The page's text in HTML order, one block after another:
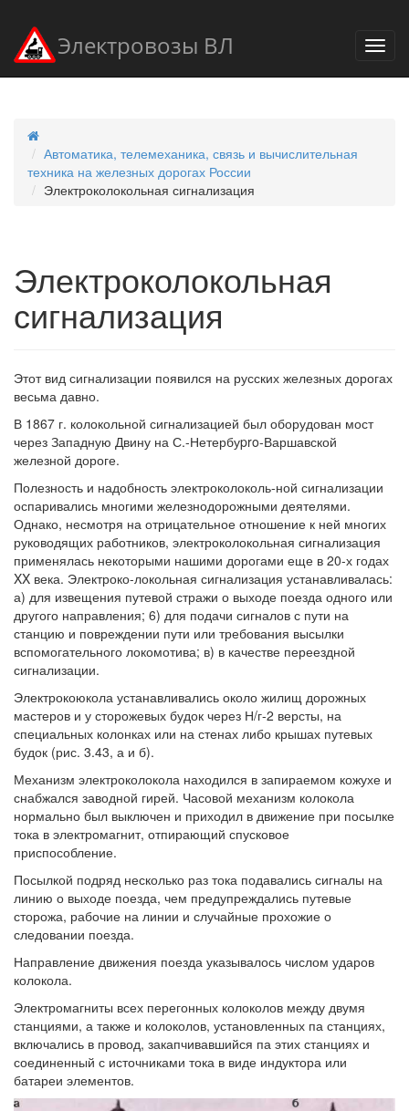
Электровозы ВЛ
Автоматика, телемеханика, связь и вычислительная
техника на железных дорогах России
Электроколокольная сигнализация
Электроколокольная
сигнализация
Этот вид сигнализации появился на русских железных дорогах
весьма давно.
В 1867 г. колокольной сигнализацией был оборудован мост
через Западную Двину на С.-Нетербуpro-Варшавской
железной дороге.
Полезность и надобность электроколоколь-ной сигнализации
оспаривались многими железнодорожными деятелями.
Однако, несмотря на отрицательное отношение к ней многих
руководящих работников, электроколокольная сигнализация
применялась некоторыми нашими дорогами еще в 20-х годах
XX века. Электроко-локольная сигнализация устанавливалась:
а) для извещения путевой стражи о выходе поезда одного или
другого направления; 6) для подачи сигналов с пути на
станцию и повреждении пути или требования высылки
вспомогательного локомотива; в) в качестве переездной
сигнализации.
Электрокоюкола устанавливались около жилищ дорожных
мастеров и у сторожевых будок через Н/г-2 версты, на
специальных колонках или на стенах либо крышах путевых
будок (рис. 3.43, а и б).
Механизм электроколокола находился в запираемом кожухе и
снабжался заводной гирей. Часовой механизм колокола
нормально был выключен и приходил в движение при посылке
тока в электромагнит, отпирающий спусковое
приспособление.
Посылкой подряд несколько раз тока подавались сигналы на
линию о выходе поезда, чем предупреждались путевые
сторожа, рабочие на линии и случайные прохожие о
следовании поезда.
Направление движения поезда указывалось числом ударов
колокола.
Электромагниты всех перегонных колоколов между двумя
станциями, а также и колоколов, установленных па станциях,
включались в провод, закапчивавшийся па этих станциях и
соединенный с источниками тока в виде индуктора или
батареи элементов.